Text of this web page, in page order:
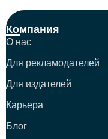
Компания
О нас
Для рекламодателей
Для издателей
Карьера
Блог